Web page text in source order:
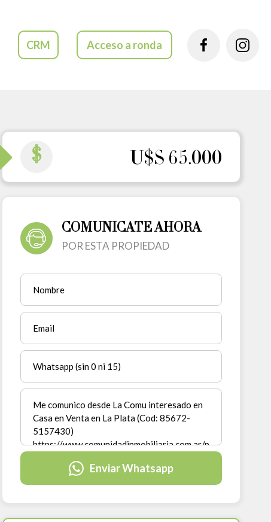
CRM Acceso a ronda
$ U$S 65.000
COMUNICATE AHORA
POR ESTA PROPIEDAD
Enviar Whatsapp